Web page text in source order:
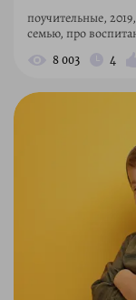
поучительные,
семью, про
8 003 4